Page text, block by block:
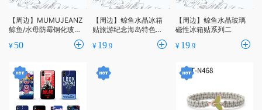
【周边】MUMUJEANZ
鲸鱼/水母防霉钢化玻璃
菜板厨房家用砧板无菌
切菜辅
¥ 50
【周边】鲸鱼水晶冰箱
贴旅游纪念海岛特色系
¥ 19.9
【周边】鲸鱼水晶玻璃
磁性冰箱贴系列二
¥ 19 .9